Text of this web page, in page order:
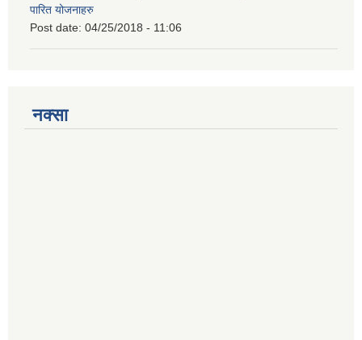
पारित योजनाहरु
Post date: 04/25/2018 - 11:06
नक्सा